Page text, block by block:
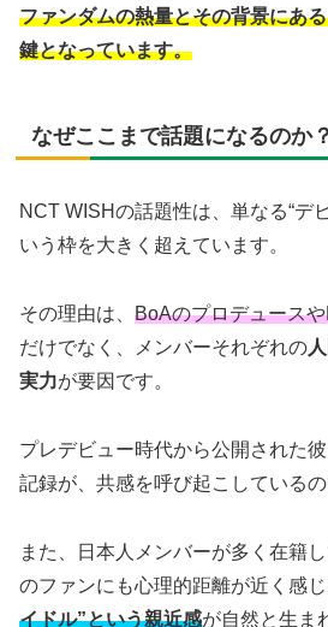
ファンダムの熱量とその背景にあ
鍵となっています。
なぜここまで話題になるのか？
NCT WISHの話題性は、単なる“デ
いう枠を大きく超えています。
その理由は、 BoAのプロデュース
だけでなく、メンバーそれぞれの
実力が要因です。
プレデビュー時代から公開された
記録が、共感を呼び起こしているの
また、日本人メンバーが多く在籍
のファンにも心理的距離が近く感じ
イドル”という親近感が自然と生ま